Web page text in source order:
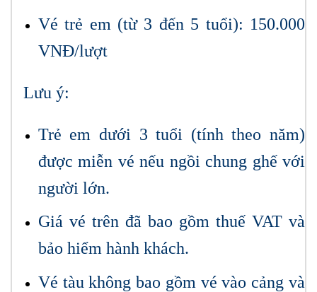
Vé trẻ em (từ 3 đến 5 tuổi): 150.000
VNĐ/lượt
Lưu ý:
Trẻ em dưới 3 tuổi (tính theo năm)
được miễn vé nếu ngồi chung ghế với
người lớn.
Giá vé trên đã bao gồm thuế VAT và
bảo hiểm hành khách.
Vé tàu không bao gồm vé vào cảng và